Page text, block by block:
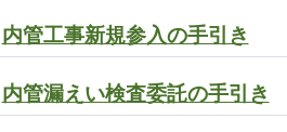
内管工事新規参入の手引き
内管漏えい検査委託の手引き